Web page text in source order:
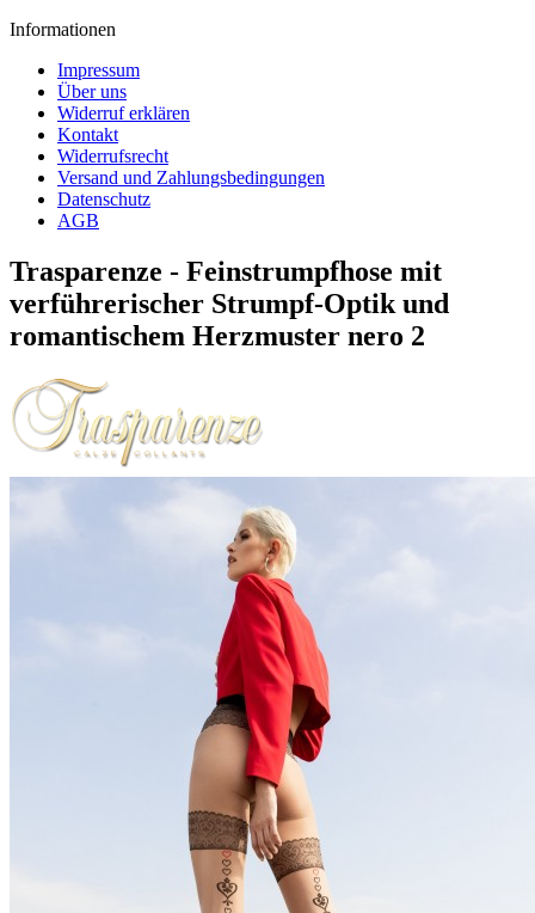
Informationen
Impressum
Über uns
Widerruf erklären
Kontakt
Widerrufsrecht
Versand und Zahlungsbedingungen
Datenschutz
AGB
Trasparenze - Feinstrumpfhose mit
verführerischer Strumpf-Optik und
romantischem Herzmuster nero 2